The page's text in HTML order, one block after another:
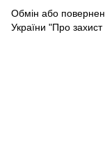
Обмін або
України "Про